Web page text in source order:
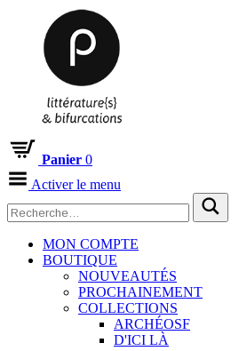
Panier 0
Activer le menu
MON COMPTE
BOUTIQUE
NOUVEAUTÉS
PROCHAINEMENT
COLLECTIONS
ARCHÉOSF
D'ICI LÀ